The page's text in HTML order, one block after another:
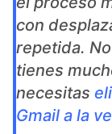
con
repetida.
tienes
necesitas
Gmail a la